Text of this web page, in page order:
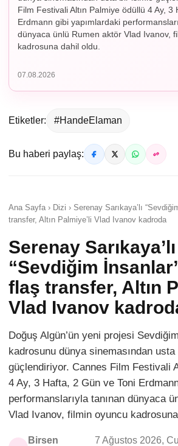
Film Festivali Altın Palmiye ödüllü 4 Ay, 3
Erdmann gibi yapımlardaki
dünyaca ünlü Rumen aktör Vlad Ivanov,
kadrosuna dahil oldu.
07.08.2026
Etiketler: #HandeElaman
Bu haberi paylaş:
Ana Sayfa › Dizi › Serenay Sarıkaya’lı
transfer, Altın Palmiye’li Vlad Ivanov kadroda
Serenay Sarıkaya’lı
“Sevdiğim
flaş transfer, Altın
Vlad Ivanov
Doğuş Algün’ün yeni projesi
kadrosunu dünya sinemasından
güçlendiriyor. Cannes Film Festivali
4 Ay, 3 Hafta, 2 Gün ve Toni
performanslarıyla tanınan dünyaca
Vlad Ivanov, filmin oyuncu
Birsen
7 Ağustos 2026,